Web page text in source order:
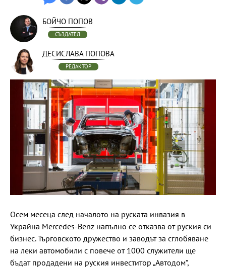
БОЙЧО ПОПОВ
СЪЗДАТЕЛ
ДЕСИСЛАВА ПОПОВА
РЕДАКТОР
Осем месеца след началото на руската инвазия в
Украйна Mercedes-Benz напълно се отказва от руския си
бизнес. Търговското дружество и заводът за сглобяване
на леки автомобили с повече от 1000 служители ще
бъдат продадени на руския инвеститор „Автодом“,